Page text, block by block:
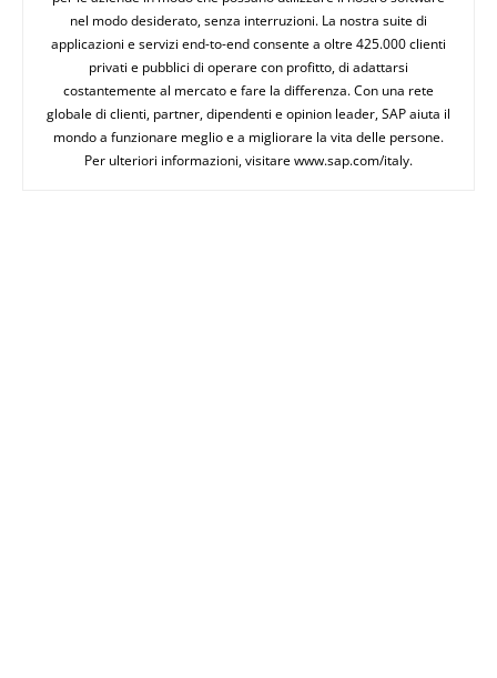
nel modo desiderato, senza interruzioni. La nostra suite di
applicazioni e servizi end-to-end consente a oltre 425.000 clienti
privati e pubblici di operare con profitto, di adattarsi
costantemente al mercato e fare la differenza. Con una rete
globale di clienti, partner, dipendenti e opinion leader, SAP aiuta il
mondo a funzionare meglio e a migliorare la vita delle persone.
Per ulteriori informazioni, visitare www.sap.com/italy.